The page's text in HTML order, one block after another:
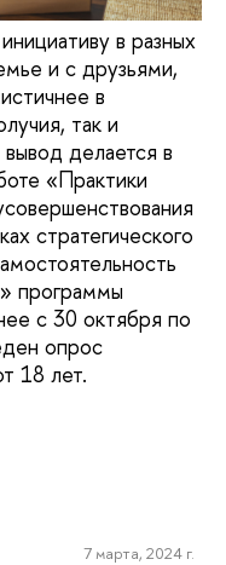
в разных
и с друзьями,
в
так и
делается в
«Практики
стратегического
программы
с 30 октября по
опрос
18 лет.
7 марта, 2024 г.